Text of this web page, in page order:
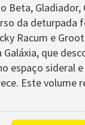
Beta, Gladiador,
da deturpada
Racum e
que
espaço sideral
Este volume